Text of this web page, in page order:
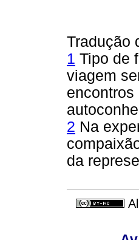
Tradução
1 Tipo de
viagem
2 Na
da